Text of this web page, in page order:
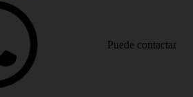
Puede contactar